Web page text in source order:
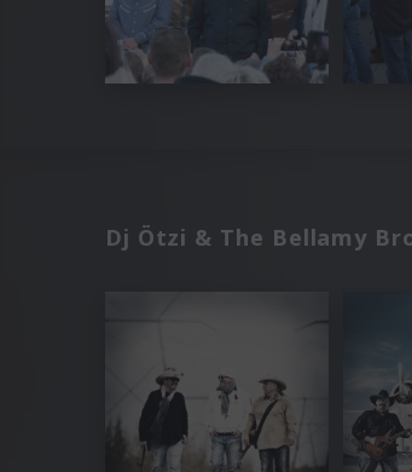
Dj Ötzi & The Bellamy